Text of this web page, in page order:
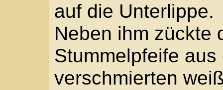
saugte wieder
Stummelpfeife. »Nur
noch weit.«
»Dem Himmel sei